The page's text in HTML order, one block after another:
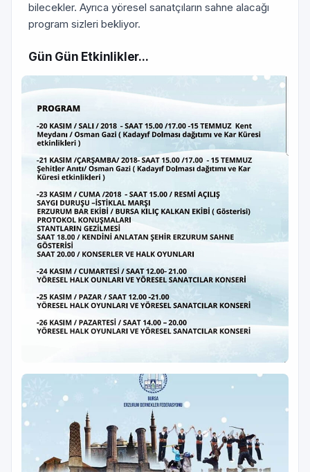
bilecekler. Ayrıca yöresel sanatçıların sahne alacağı
program sizleri bekliyor.
Gün Gün Etkinlikler...